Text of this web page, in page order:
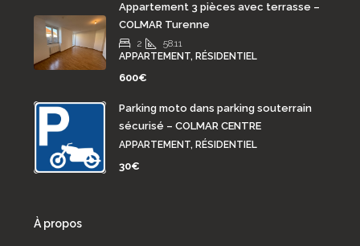
Appartement 3 pièces avec terrasse –
COLMAR Turenne
2
58.11
APPARTEMENT, RÉSIDENTIEL
600€
Parking moto dans parking souterrain
sécurisé – COLMAR CENTRE
APPARTEMENT, RÉSIDENTIEL
30€
À propos